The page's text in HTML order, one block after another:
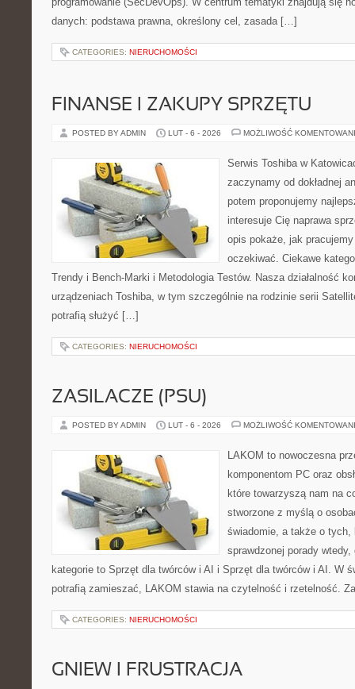
danych: podstawa prawna, określony cel, zasada […]
CATEGORIES: NIERUCHOMOŚCI
FINANSE I ZAKUPY SPRZĘTU
POSTED BY ADMIN LUT - 6 - 2026 MOŻLIWOŚĆ
Serwis Toshiba w
zaczynamy od dokładnej
potem proponujemy
interesuje Cię naprawa
opis pokaże, jak
oczekiwać. Ciekawe
Trendy i Bench-Marki i Metodologia Testów. Nasza działalność
urządzeniach Toshiba, w tym szczególnie na rodzinie serii
potrafią służyć […]
CATEGORIES: NIERUCHOMOŚCI
ZASILACZE (PSU)
POSTED BY ADMIN LUT - 6 - 2026 MOŻLIWOŚĆ
LAKOM to nowoczesna
komponentom PC oraz
które towarzyszą nam na
stworzone z myślą o
świadomie, a także o tych,
sprawdzonej porady
kategorie to Sprzęt dla twórców i AI i Sprzęt dla twórców i AI. W
potrafią zamieszać, LAKOM stawia na czytelność i rzetelność.
CATEGORIES: NIERUCHOMOŚCI
GNIEW I FRUSTRACJA